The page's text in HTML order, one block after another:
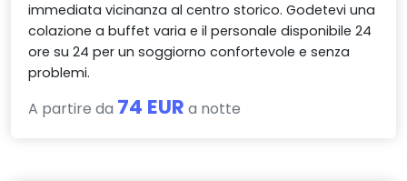
immediata vicinanza al centro storico. Godetevi una
colazione a buffet varia e il personale disponibile 24
ore su 24 per un soggiorno confortevole e senza
problemi.
A partire da 74 EUR a notte